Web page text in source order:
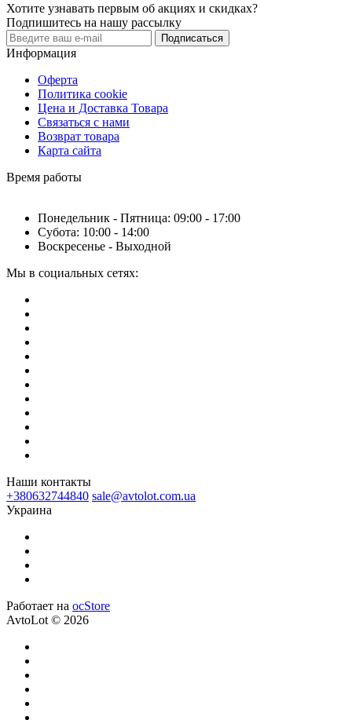
Хотите узнавать первым об акциях и скидках?
Подпишитесь на нашу рассылку
Подписаться
Информация
Оферта
Политика cookie
Цена и Доставка Товара
Связаться с нами
Возврат товара
Карта сайта
Время работы
Понедельник - Пятница: 09:00 - 17:00
Субота: 10:00 - 14:00
Воскресенье - Выходной
Мы в социальных сетях:
Наши контакты
+380632744840 sale@avtolot.com.ua
Украина
Работает на ocStore
AvtoLot © 2026